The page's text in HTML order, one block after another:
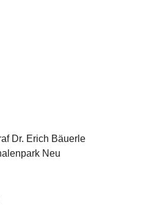
Dr. Erich Bäuerle
Neu